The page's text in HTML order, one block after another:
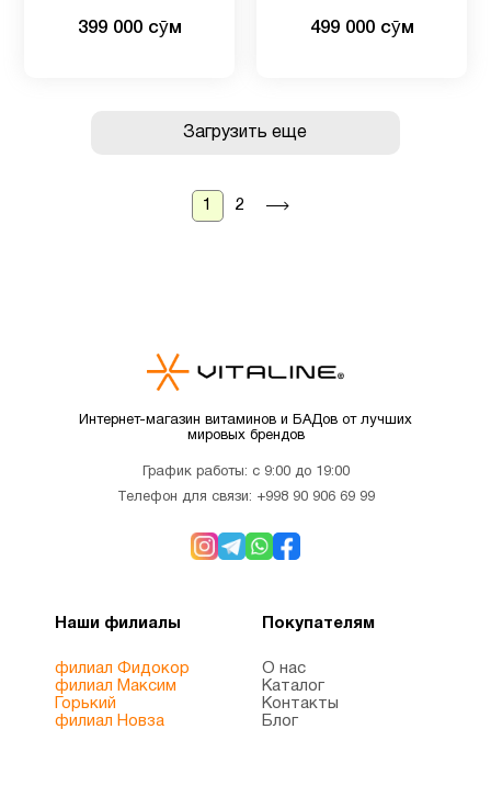
взрослых399 000 сӯм
куркумой, Добавка для
499 000 сӯм
Загрузить еще
1 2
Интернет-магазин витаминов и БАДов от лучших
мировых брендов
График работы: с 9:00 до 19:00
Телефон для связи: +998 90 906 69 99
Наши филиалы
филиал Фидокор
филиал Максим
Горький
филиал Новза
Покупателям
О нас
Каталог
Контакты
Блог